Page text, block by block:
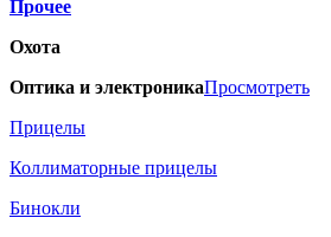
Прочее
Охота
Оптика и электроникаПросмотреть
Прицелы
Коллиматорные прицелы
Бинокли